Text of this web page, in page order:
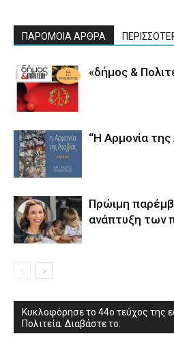
ΠΑΡΟΜΟΙΑ ΑΡΘΡΑ
«δήμος &
“Η Αρμονία της
Πρώιμη
ανάπτυξη των
Κυκλοφόρησε το 44ο τεύχος της
Πολιτεία. Διαβάστε το: